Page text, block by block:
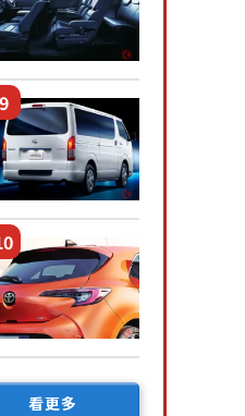
看更多